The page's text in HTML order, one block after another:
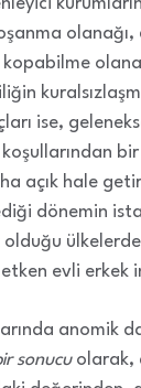
olanağı,
kopabilme
ise,
açık hale
dönemin
olduğu
evli erkek
anomik
sonucuolarak,